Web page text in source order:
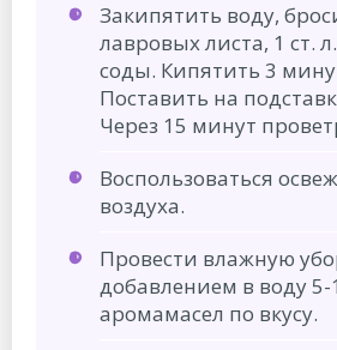
Закипятить воду,
лавровых листа, 1 ст.
соды. Кипятить 3
Поставить на
Через 15 минут
Воспользоваться
воздуха.
Провести влажную
добавлением в воду 5-
аромамасел по вкусу.